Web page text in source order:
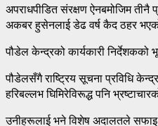
अपराधपीडित संरक्षण ऐनबमोजिम
अकबर हुसेनलाई डेढ वर्ष कैद ठहर
पौडेल केन्द्रको कार्यकारी
पौडेलसँगै राष्ट्रिय सूचना प्रविधि
हरिबल्लभ घिमिरेविरूद्ध पनि
उनीहरूलाई भने विशेष अदालतले सफाइ